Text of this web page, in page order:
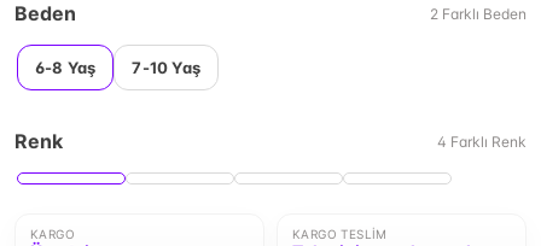
Beden 2 Farklı Beden
6-8 Yaş 7-10 Yaş
Renk 4 Farklı Renk
KARGO KARGO TESLIM